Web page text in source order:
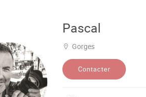
Pascal
Gorges
Contacter